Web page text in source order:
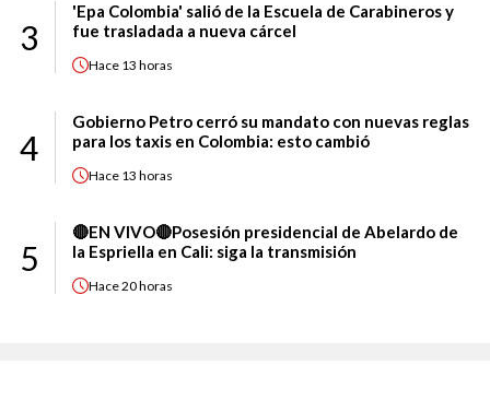
3
'Epa Colombia' salió de la Escuela de Carabineros y
fue trasladada a nueva cárcel
Hace 13 horas
4
Gobierno Petro cerró su mandato con nuevas reglas
para los taxis en Colombia: esto cambió
Hace 13 horas
5
🔴EN VIVO🔴Posesión presidencial de Abelardo de
la Espriella en Cali: siga la transmisión
Hace20 horas